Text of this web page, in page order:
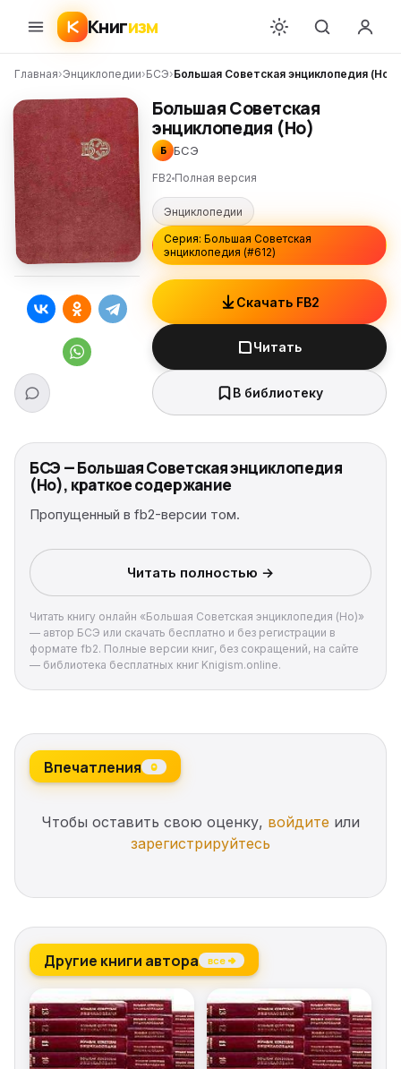
Книгизм
Главная›Энциклопедии›БСЭ›Большая Советская энциклопедия (Но)
Большая Советская
энциклопедия (Но)
Б БСЭ
FB2 Полная версия
Энциклопедии
Серия: Большая Советская
энциклопедия (#612)
Скачать FB2
Читать
В библиотеку
БСЭ — Большая Советская энциклопедия
(Но), краткое содержание
Пропущенный в fb2-версии том.
Читать полностью →
Читать книгу онлайн «Большая Советская энциклопедия (Но)»
— автор БСЭ или скачать бесплатно и без регистрации в
формате fb2. Полные версии книг, без сокращений, на сайте
— библиотека бесплатных книг Knigism.online.
Впечатления 0
Чтобы оставить свою оценку, войдите или
зарегистрируйтесь
Другие книги автора все →